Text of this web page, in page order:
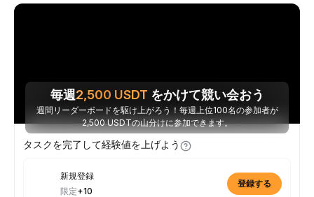
毎週2,500 USDT をかけて競い会おう
週間リーダーボードを駆け上がろう！毎週上位100名の参加者が
2,500 USDTの山分けに参加できます。
タスクを完了して経験値を上げよう
新規登録
限定+10
登録する